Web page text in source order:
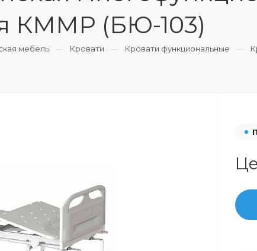
КММР (БЮ-103)
мебель Кровати Кровати функциональные